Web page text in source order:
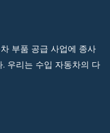
부품 공급 사업에 종사
우리는 수입 자동차의 다